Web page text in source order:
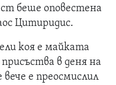
беше оповестена
Цитиридис.
коя е майката
в деня на
е преосмислил